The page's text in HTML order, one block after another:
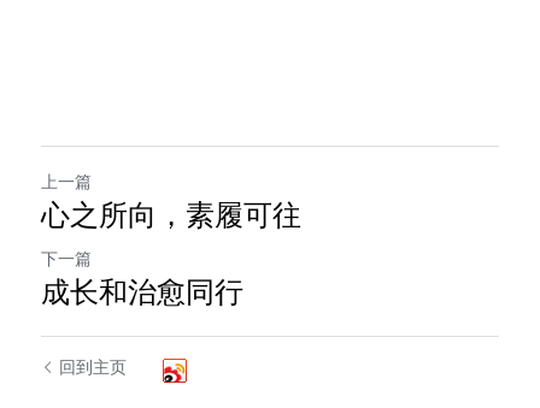
上一篇
心之所向，素履可往
下一篇
成长和治愈同行
回到主页